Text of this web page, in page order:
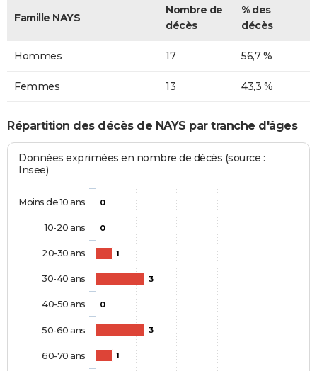
Famille NAYS
Nombre de
décès
% des
décès
Hommes 17 56,7 %
Femmes 13 43,3 %
Répartition des décès de NAYS par tranche d'âges
Données exprimées en nombre de décès (source :
Insee)
0
0
1
3
0
3
1
Moins de 10 ans
10-20 ans
20-30 ans
30-40 ans
40-50 ans
50-60 ans
60-70 ans